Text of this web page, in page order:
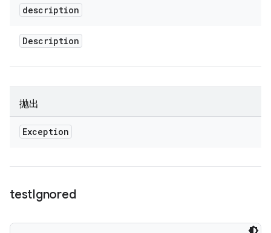
description
Description
抛出
Exception
testIgnored